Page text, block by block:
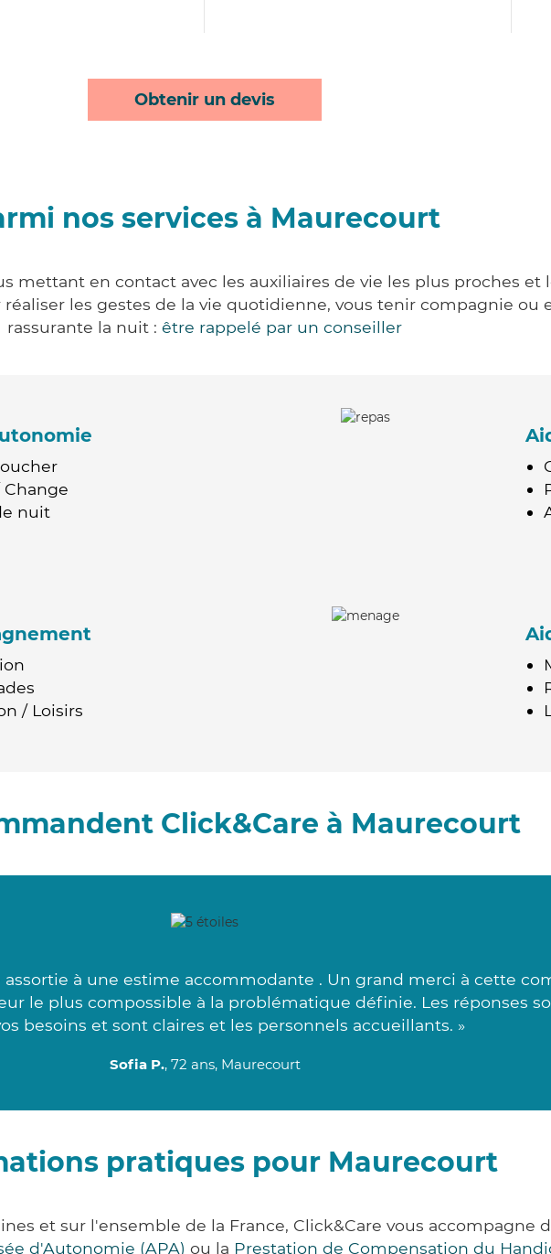
Obtenir un devis
nos services à Maurecourt
mettant en contact avec les auxiliaires de vie les plus proches et
les gestes de la vie quotidienne, vous tenir compagnie ou
rassurante la nuit : être rappelé par un conseiller
nuit
/ Loisirs
Click&Care à Maurecourt
à une estime accommodante . Un grand merci à cette
le plus compossible à la problématique définie. Les réponses
besoins et sont claires et les personnels accueillants. »
Sofia P., 72 ans, Maurecourt
pratiques pour Maurecourt
et sur l'ensemble de la France, Click&Care vous accompagne
d'Autonomie (APA) ou la Prestation de Compensation du